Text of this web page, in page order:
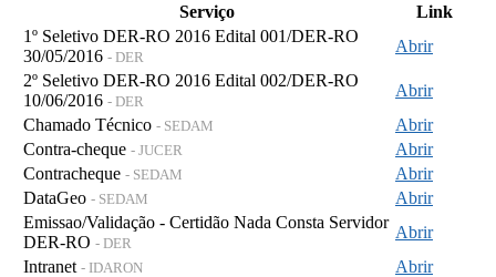
Serviço
Link
1º Seletivo DER-RO 2016 Edital 001/DER-RO
30/05/2016 - DER
Abrir
2º Seletivo DER-RO 2016 Edital 002/DER-RO
10/06/2016 - DER
Abrir
Chamado Técnico - SEDAM
Abrir
Contra-cheque - JUCER
Abrir
Contracheque - SEDAM
Abrir
DataGeo - SEDAM
Abrir
Emissao/Validação - Certidão Nada Consta Servidor
DER-RO - DER
Abrir
Intranet - IDARON
Abrir